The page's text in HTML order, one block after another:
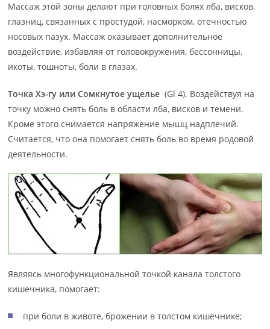
Массаж этой зоны делают при головных болях лба, висков,
глазниц, связанных с простудой, насморком, отечностью
носовых пазух. Массаж оказывает дополнительное
воздействие, избавляя от головокружения, бессонницы,
икоты, тошноты, боли в глазах.
Точка Хэ-гу или Сомкнутое ущелье(Gl 4). Воздействуя на
точку можно снять боль в области лба, висков и темени.
Кроме этого снимается напряжение мышц надплечий.
Считается, что она помогает снять боль во время родовой
деятельности.
Являясь многофункциональной точкой канала толстого
кишечника, помогает:
при боли в животе, брожении в толстом кишечнике;